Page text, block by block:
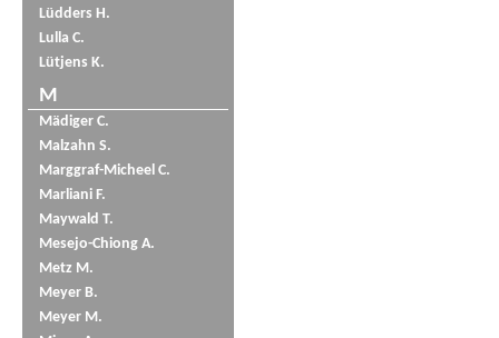
Lüdders H.
Lulla C.
Lütjens K.
M
Mädiger C.
Malzahn S.
Marggraf-Micheel C.
Marliani F.
Maywald T.
Mesejo-Chiong A.
Metz M.
Meyer B.
Meyer M.